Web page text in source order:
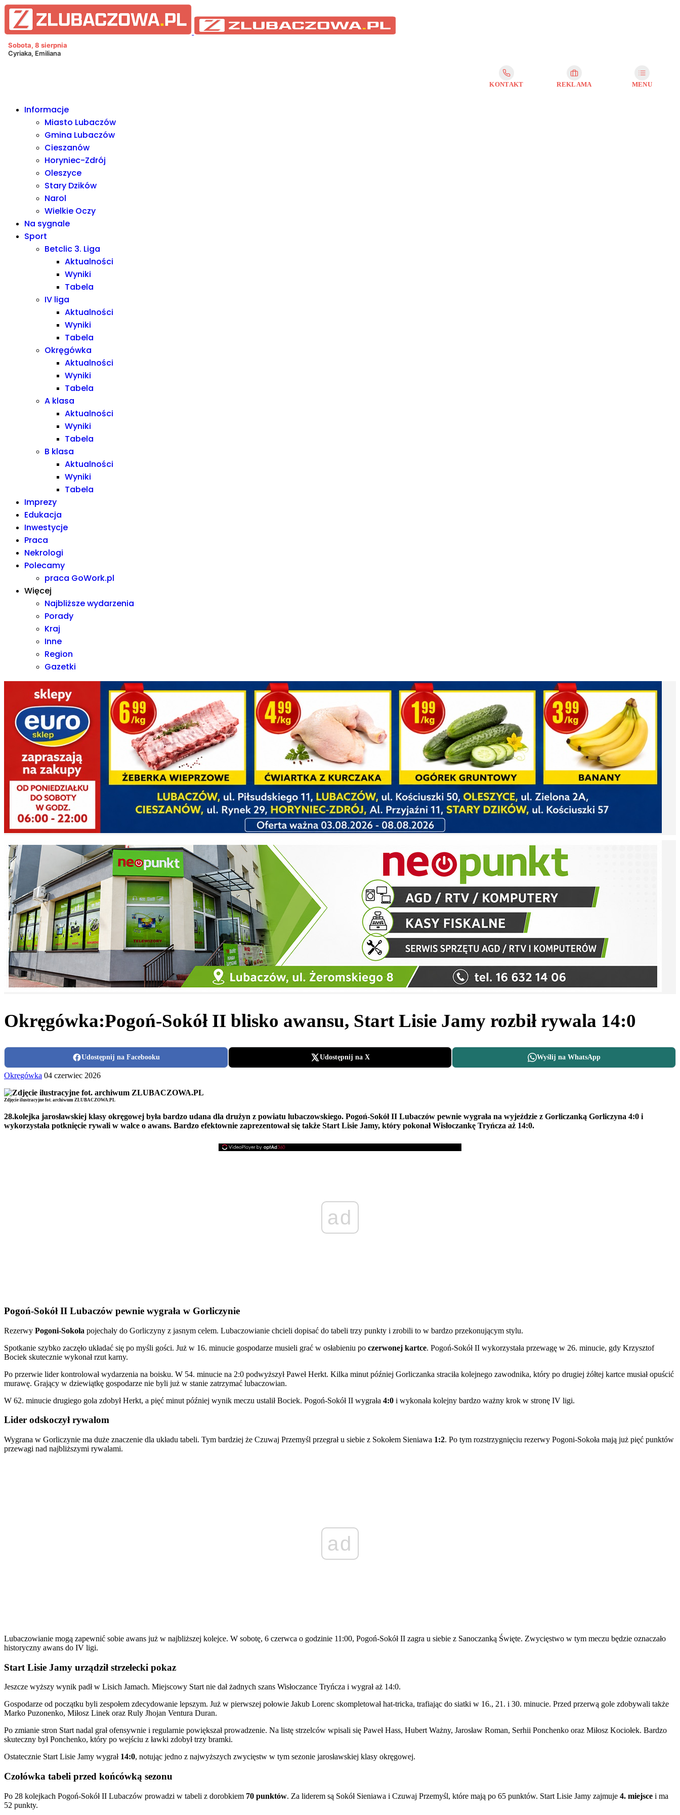
Informacje Lubaczów, powiat lubaczowski
Sobota, 8 sierpnia
Cyriaka, Emiliana
KONTAKT REKLAMA MENU
Informacje
Miasto Lubaczów
Gmina Lubaczów
Cieszanów
Horyniec-Zdrój
Oleszyce
Stary Dzików
Narol
Wielkie Oczy
Na sygnale
Sport
Betclic 3. Liga
Aktualności
Wyniki
Tabela
IV liga
Aktualności
Wyniki
Tabela
Okręgówka
Aktualności
Wyniki
Tabela
A klasa
Aktualności
Wyniki
Tabela
B klasa
Aktualności
Wyniki
Tabela
Imprezy
Edukacja
Inwestycje
Praca
Nekrologi
Polecamy
praca GoWork.pl
Więcej
Najbliższe wydarzenia
Porady
Kraj
Inne
Region
Gazetki
Okręgówka:Pogoń-Sokół II blisko awansu, Start Lisie Jamy rozbił rywala 14:0
Udostępnij na Facebooku Udostępnij na X Wyślij na WhatsApp
Okręgówka 04 czerwiec 2026
Zdjęcie ilustracyjne fot. archiwum ZLUBACZOWA.PL
28.kolejka jarosławskiej klasy okręgowej była bardzo udana dla drużyn z powiatu lubaczowskiego. Pogoń-Sokół II Lubaczów pewnie wygrała na wyjeździe z Gorliczanką Gorliczyna 4:0 i
wykorzystała potknięcie rywali w walce o awans. Bardzo efektownie zaprezentował się także Start Lisie Jamy, który pokonał Wisłoczankę Tryńcza aż 14:0.
ad
Pogoń-Sokół II Lubaczów pewnie wygrała w Gorliczynie
Rezerwy Pogoni-Sokoła pojechały do Gorliczyny z jasnym celem. Lubaczowianie chcieli dopisać do tabeli trzy punkty i zrobili to w bardzo przekonującym stylu.
Spotkanie szybko zaczęło układać się po myśli gości. Już w 16. minucie gospodarze musieli grać w osłabieniu po czerwonej kartce. Pogoń-Sokół II wykorzystała przewagę w 26. minucie, gdy Krzysztof
Bociek skutecznie wykonał rzut karny.
Po przerwie lider kontrolował wydarzenia na boisku. W 54. minucie na 2:0 podwyższył Paweł Herkt. Kilka minut później Gorliczanka straciła kolejnego zawodnika, który po drugiej żółtej kartce musiał opuścić
murawę. Grający w dziewiątkę gospodarze nie byli już w stanie zatrzymać lubaczowian.
W 62. minucie drugiego gola zdobył Herkt, a pięć minut później wynik meczu ustalił Bociek. Pogoń-Sokół II wygrała 4:0 i wykonała kolejny bardzo ważny krok w stronę IV ligi.
Lider odskoczył rywalom
Wygrana w Gorliczynie ma duże znaczenie dla układu tabeli. Tym bardziej że Czuwaj Przemyśl przegrał u siebie z Sokołem Sieniawa 1:2. Po tym rozstrzygnięciu rezerwy Pogoni-Sokoła mają już pięć punktów
przewagi nad najbliższymi rywalami.
ad
Lubaczowianie mogą zapewnić sobie awans już w najbliższej kolejce. W sobotę, 6 czerwca o godzinie 11:00, Pogoń-Sokół II zagra u siebie z Sanoczanką Święte. Zwycięstwo w tym meczu będzie oznaczało
historyczny awans do IV ligi.
Start Lisie Jamy urządził strzelecki pokaz
Jeszcze wyższy wynik padł w Lisich Jamach. Miejscowy Start nie dał żadnych szans Wisłoczance Tryńcza i wygrał aż 14:0.
Gospodarze od początku byli zespołem zdecydowanie lepszym. Już w pierwszej połowie Jakub Lorenc skompletował hat-tricka, trafiając do siatki w 16., 21. i 30. minucie. Przed przerwą gole zdobywali także
Marko Puzonenko, Miłosz Linek oraz Ruly Jhojan Ventura Duran.
Po zmianie stron Start nadal grał ofensywnie i regularnie powiększał prowadzenie. Na listę strzelców wpisali się Paweł Hass, Hubert Ważny, Jarosław Roman, Serhii Ponchenko oraz Miłosz Kociołek. Bardzo
skuteczny był Ponchenko, który po wejściu z ławki zdobył trzy bramki.
Ostatecznie Start Lisie Jamy wygrał 14:0, notując jedno z najwyższych zwycięstw w tym sezonie jarosławskiej klasy okręgowej.
Czołówka tabeli przed końcówką sezonu
Po 28 kolejkach Pogoń-Sokół II Lubaczów prowadzi w tabeli z dorobkiem 70 punktów. Za liderem są Sokół Sieniawa i Czuwaj Przemyśl, które mają po 65 punktów. Start Lisie Jamy zajmuje 4. miejsce i ma
52 punkty.